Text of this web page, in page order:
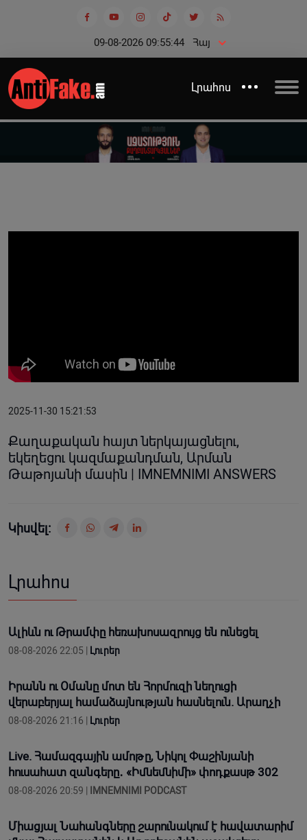
09-08-2026 09:55:44 Հայ
Լրահոս
2025-11-30 15:21:53
Քաղաքական հայտ ներկայացնելու,
եկեղեցու կազմաքանդման, Արման
Թաթոյանի մասին | IMNEMNIMI ANSWERS
Կիսվել:
Լրահոս
Ալիևն ու Թրամփը հեռախոսազրույց են ունեցել
08-08-2026 22:05 | Լուրեր
Իրանն ու Օմանը մոտ են Հորմուզի նեղուցի
վերաբերյալ համաձայնության հասնելուն. Արաղչի
08-08-2026 21:16 | Լուրեր
Live. Համազգային ամոթը, Նիկոլ Փաշինյանի
հուսահատ զանգերը․ «Իմնեմնիմի» փոդքասթ 302
08-08-2026 20:59 | IMNEMNIMI PODCAST
Միացյալ Նահանգները շարունակում է հավատարիմ